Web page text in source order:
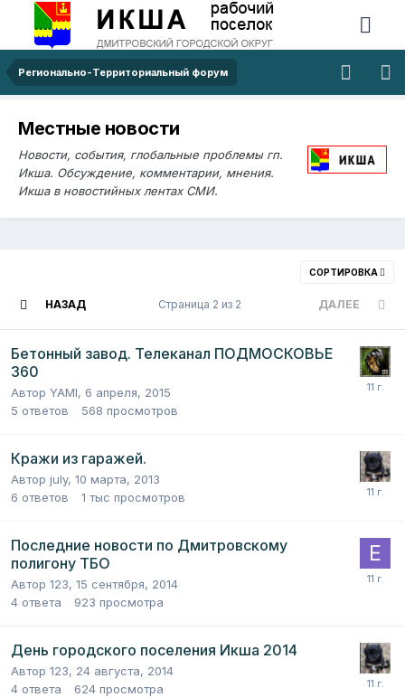
Регионально-Территориальный форум
Местные новости
Новости, события, глобальные проблемы гп.
Икша. Обсуждение, комментарии, мнения.
Икша в новостийных лентах СМИ.
СОРТИРОВКА
НАЗАД ДАЛЕЕ
Страница 2 из 2
Бетонный завод. Телеканал ПОДМОСКОВЬЕ
360
Автор YAMI, 6 апреля, 2015
5 ответов 568 просмотров
Кражи из гаражей.
Автор july, 10 марта, 2013
6 ответов 1 тыс просмотров
Последние новости по Дмитровскому
полигону ТБО
Автор 123, 15 сентября, 2014
4 ответа 923 просмотра
День городского поселения Икша 2014
Автор 123, 24 августа, 2014
4 ответа 624 просмотра